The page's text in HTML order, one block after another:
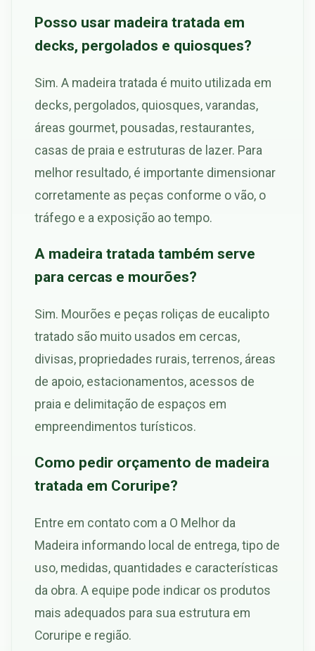
Posso usar madeira tratada em
decks, pergolados e quiosques?
Sim. A madeira tratada é muito utilizada em
decks, pergolados, quiosques, varandas,
áreas gourmet, pousadas, restaurantes,
casas de praia e estruturas de lazer. Para
melhor resultado, é importante dimensionar
corretamente as peças conforme o vão, o
tráfego e a exposição ao tempo.
A madeira tratada também serve
para cercas e mourões?
Sim. Mourões e peças roliças de eucalipto
tratado são muito usados em cercas,
divisas, propriedades rurais, terrenos, áreas
de apoio, estacionamentos, acessos de
praia e delimitação de espaços em
empreendimentos turísticos.
Como pedir orçamento de madeira
tratada em Coruripe?
Entre em contato com a O Melhor da
Madeira informando local de entrega, tipo de
uso, medidas, quantidades e características
da obra. A equipe pode indicar os produtos
mais adequados para sua estrutura em
Coruripe e região.